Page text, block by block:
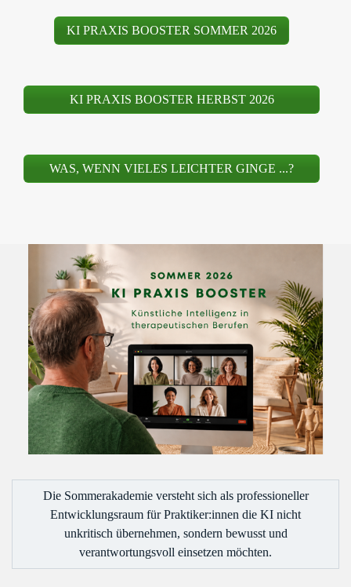
KI-Aquise
KI-Website
KI-Jour fixe
Angebot
Kontakt
Blog
KI PRAXIS BOOSTER SOMMER 2026
KI PRAXIS BOOSTER HERBST 2026
WAS, WENN VIELES LEICHTER GINGE ...?
Die Sommerakademie versteht sich als professioneller
Entwicklungsraum für Praktiker:innen die KI nicht
unkritisch übernehmen, sondern bewusst und
verantwortungsvoll einsetzen möchten.